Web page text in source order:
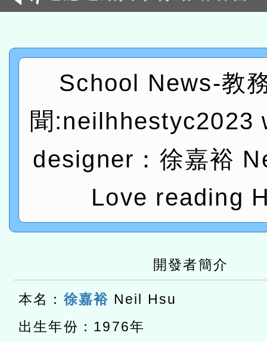
本館辦理115年度閱讀磐
科技賦能─人工智慧(AI)工
程
A3數位素養講師名單
t」
有關大陸委員會函釋公務
赴陸應申請許可一案
轉知經濟部水利署委託財
研究院辦理「115年表揚
位及節水達人選拔活動」
115年8月22日(星期六)辦
市孔廟祈福系列活動—儒
2026年桃園地景藝術節教
結果公告(無人報名，續辦
適應運動共學行動站研習
本館辦理115年度閱讀磐
School News-教
聞:neilhhestyc2023
designer：徐嘉裕
Love reading
開發者簡介
本名： 徐嘉裕 Neil Hsu
出生年份：1976年